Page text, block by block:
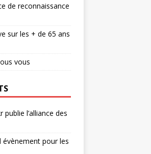
de reconnaissance
sur les + de 65 ans
vous
publie l’alliance des
évènement pour les